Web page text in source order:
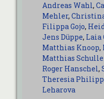
Andreas Wahl,
Mehler,
Filippa Gojo,
Jens Düppe, Laia
Matthias Knoop,
Matthias
Roger Hanschel,
Theresia Philipp
Leharova